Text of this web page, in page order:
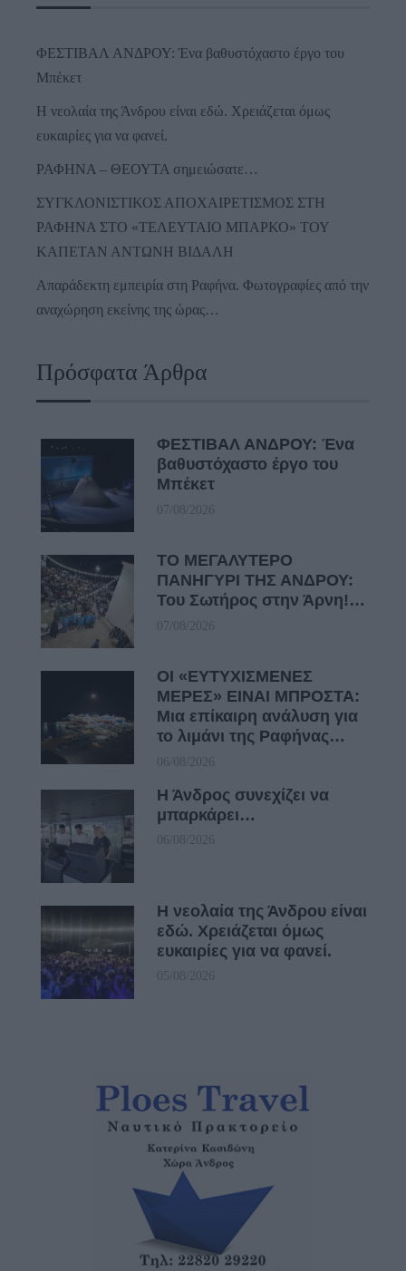
ΦΕΣΤΙΒΑΛ ΑΝΔΡΟΥ: Ένα βαθυστόχαστο έργο του
Μπέκετ
Η νεολαία της Άνδρου είναι εδώ. Χρειάζεται όμως
ευκαιρίες για να φανεί.
ΡΑΦΗΝΑ – ΘΕΟΥΤΑ σημειώσατε…
ΣΥΓΚΛΟΝΙΣΤΙΚΟΣ ΑΠΟΧΑΙΡΕΤΙΣΜΟΣ ΣΤΗ
ΡΑΦΗΝΑ ΣΤΟ «ΤΕΛΕΥΤΑΙΟ ΜΠΑΡΚΟ» ΤΟΥ
ΚΑΠΕΤΑΝ ΑΝΤΩΝΗ ΒΙΔΑΛΗ
Απαράδεκτη εμπειρία στη Ραφήνα. Φωτογραφίες από την
αναχώρηση εκείνης της ώρας…
Πρόσφατα Άρθρα
ΦΕΣΤΙΒΑΛ ΑΝΔΡΟΥ: Ένα
βαθυστόχαστο έργο του
Μπέκετ
07/08/2026
ΤΟ ΜΕΓΑΛΥΤΕΡΟ
ΠΑΝΗΓΥΡΙ ΤΗΣ ΑΝΔΡΟΥ:
Του Σωτήρος στην Άρνη!…
07/08/2026
ΟΙ «ΕΥΤΥΧΙΣΜΕΝΕΣ
ΜΕΡΕΣ» ΕΙΝΑΙ ΜΠΡΟΣΤΑ:
Μια επίκαιρη ανάλυση για
το λιμάνι της Ραφήνας…
06/08/2026
Η Άνδρος συνεχίζει να
μπαρκάρει…
06/08/2026
Η νεολαία της Άνδρου είναι
εδώ. Χρειάζεται όμως
ευκαιρίες για να φανεί.
05/08/2026